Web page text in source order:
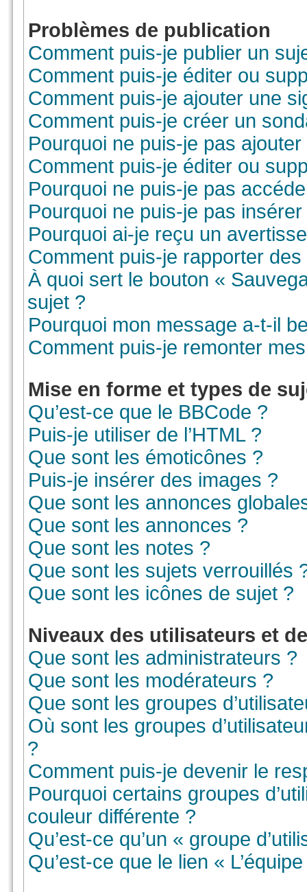
Problèmes de publication
Comment puis-je publier un
Comment puis-je éditer ou
Comment puis-je ajouter une
Comment puis-je créer un
Pourquoi ne puis-je pas
Comment puis-je éditer ou
Pourquoi ne puis-je pas
Pourquoi ne puis-je pas
Pourquoi ai-je reçu un
Comment puis-je rapporter
À quoi sert le bouton «
sujet ?
Pourquoi mon message a-t-il
Comment puis-je remonter
Mise en forme et types de
Qu’est-ce que le BBCode ?
Puis-je utiliser de l’HTML ?
Que sont les émoticônes ?
Puis-je insérer des images ?
Que sont les annonces
Que sont les annonces ?
Que sont les notes ?
Que sont les sujets verrouillés
Que sont les icônes de sujet ?
Niveaux des utilisateurs et
Que sont les administrateurs ?
Que sont les modérateurs ?
Que sont les groupes
Où sont les groupes
?
Comment puis-je devenir le
Pourquoi certains groupes
couleur différente ?
Qu’est-ce qu’un « groupe
Qu’est-ce que le lien «